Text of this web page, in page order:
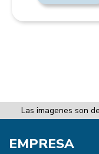
Las imagenes son
EMPRESA